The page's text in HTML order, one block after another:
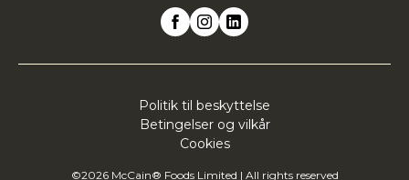
Politik til beskyttelse
Betingelser og vilkår
Cookies
©2026 McCain® Foods Limited | All rights reserved